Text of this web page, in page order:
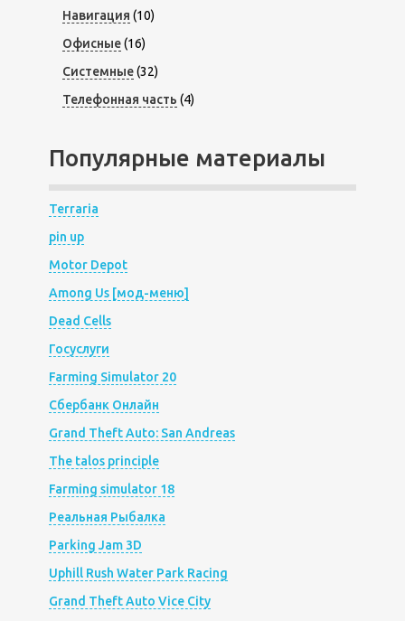
Навигация (10)
Офисные(16)
Системные(32)
Телефонная часть (4)
Популярные материалы
Terraria
pin up
Motor Depot
Among Us [мод-меню]
Dead Cells
Госуслуги
Farming Simulator 20
Сбербанк Онлайн
Grand Theft Auto: San Andreas
The talos principle
Farming simulator 18
Реальная Рыбалка
Parking Jam 3D
Uphill Rush Water Park Racing
Grand Theft Auto Vice City